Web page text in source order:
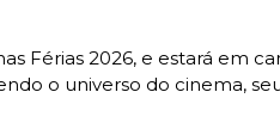
Férias 2026, e estará em
o universo do cinema,